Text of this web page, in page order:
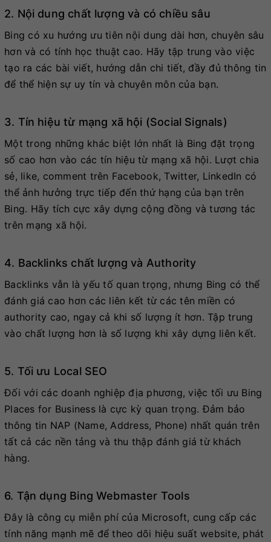
2. Nội dung chất lượng và có chiều sâu
Bing có xu hướng ưu tiên nội dung dài hơn, chuyên sâu
hơn và có tính học thuật cao. Hãy tập trung vào việc
tạo ra các bài viết, hướng dẫn chi tiết, đầy đủ thông tin
để thể hiện sự uy tín và chuyên môn của bạn.
3. Tín hiệu từ mạng xã hội (Social Signals)
Một trong những khác biệt lớn nhất là Bing đặt trọng
số cao hơn vào các tín hiệu từ mạng xã hội. Lượt chia
sẻ, like, comment trên Facebook, Twitter, LinkedIn có
thể ảnh hưởng trực tiếp đến thứ hạng của bạn trên
Bing. Hãy tích cực xây dựng cộng đồng và tương tác
trên mạng xã hội.
4. Backlinks chất lượng và Authority
Backlinks vẫn là yếu tố quan trọng, nhưng Bing có thể
đánh giá cao hơn các liên kết từ các tên miền có
authority cao, ngay cả khi số lượng ít hơn. Tập trung
vào chất lượng hơn là số lượng khi xây dựng liên kết.
5. Tối ưu Local SEO
Đối với các doanh nghiệp địa phương, việc tối ưu Bing
Places for Business là cực kỳ quan trọng. Đảm bảo
thông tin NAP (Name, Address, Phone) nhất quán trên
tất cả các nền tảng và thu thập đánh giá từ khách
hàng.
6. Tận dụng Bing Webmaster Tools
Đây là công cụ miễn phí của Microsoft, cung cấp các
tính năng mạnh mẽ để theo dõi hiệu suất website, phát